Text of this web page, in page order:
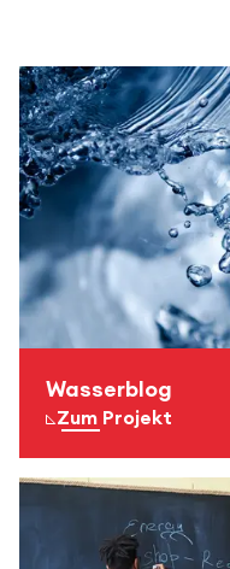
Wasserblog
Zum Projekt